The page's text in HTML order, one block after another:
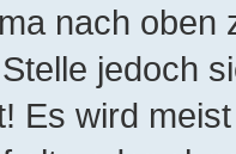
nach oben
jedoch
Es wird